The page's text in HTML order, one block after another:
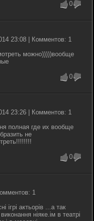
0
23:08 | Комментов: 1
можно)))))вообще
0
23:26 | Комментов: 1
полная где их вообще
не
0
1
ігрі актьорів ...а так
ніяке.ім в театрі